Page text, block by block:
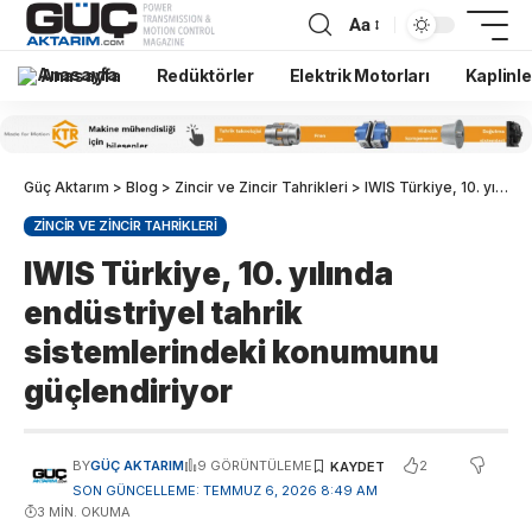
Aa
Anasayfa Redüktörler Elektrik Motorları
Güç Aktarım > Blog > Zincir ve Zincir Tahrikleri > IWIS Türkiye, 10. yılında endüstriyel tahrik sistemlerindeki konumunu güçlendiriyor
ZINCIR VE ZINCIR TAHRIKLERI
IWIS Türkiye, 10. yılında
endüstriyel tahrik
sistemlerindeki konumunu
güçlendiriyor
SON GÜNCELLEME: TEMMUZ 6, 2026 8:49 AM
BYGÜÇ AKTARIM 9 GÖRÜNTÜLEME 2
3 MIN. OKUMA